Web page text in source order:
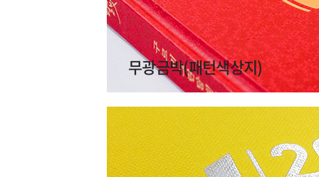
무광금박(패턴색상지)